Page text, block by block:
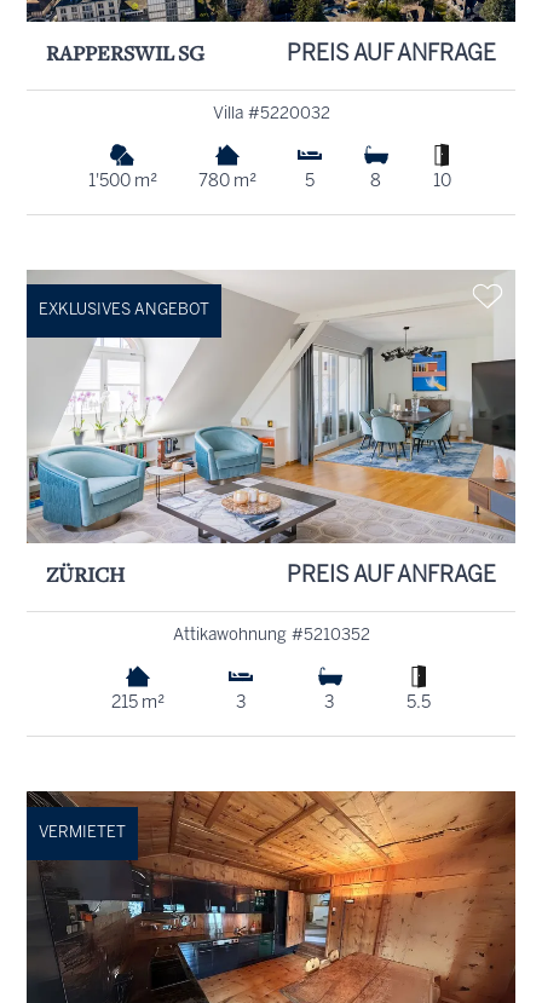
RAPPERSWIL SG PREIS AUF ANFRAGE
Villa #5220032
1'500 m² 780 m² 5 8 10
EXKLUSIVES ANGEBOT
ZÜRICH PREIS AUF ANFRAGE
Attikawohnung #5210352
215 m² 3 3 5.5
VERMIETET